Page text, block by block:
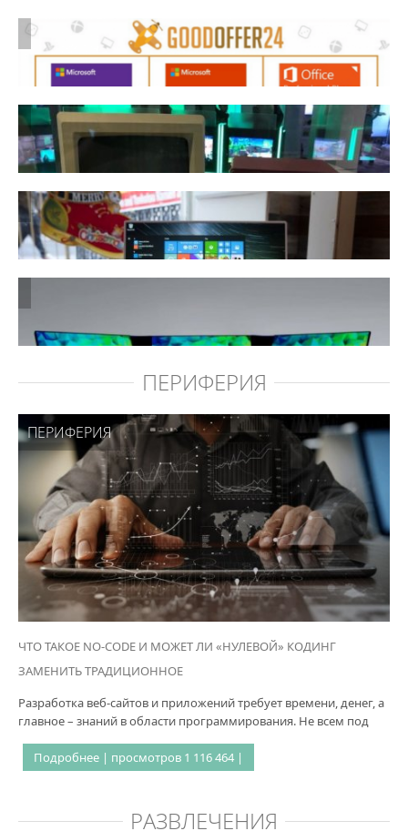
ПЕРИФЕРИЯ
ПЕРИФЕРИЯ
ЧТО ТАКОЕ NO-CODE И МОЖЕТ ЛИ «НУЛЕВОЙ» КОДИНГ
ЗАМЕНИТЬ ТРАДИЦИОННОЕ
Разработка веб-сайтов и приложений требует времени, денег, а
главное – знаний в области программирования. Не всем под
Подробнее | просмотров 1 116 464 |
РАЗВЛЕЧЕНИЯ